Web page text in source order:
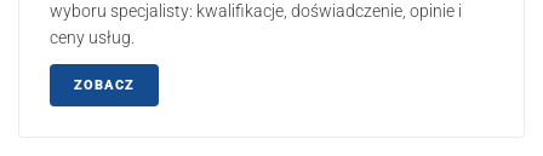
wyboru specjalisty: kwalifikacje, doświadczenie, opinie i
ceny usług.
ZOBACZ